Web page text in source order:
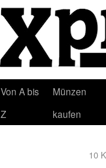
Von A bis
Z
Münzen
kaufen
10